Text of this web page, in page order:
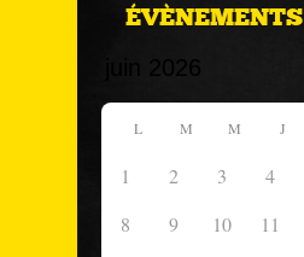
ÉVÈNEMENTS
L M M J
1 2 3 4
8
9 10 11